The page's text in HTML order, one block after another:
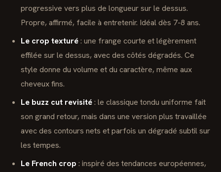
progressive vers plus de longueur sur le dessus.
Propre, affirmé, facile à entretenir. Idéal dès 7-8 ans.
Le crop texturé: une frange courte et légèrement
effilée sur le dessus, avec des côtés dégradés. Ce
style donne du volume et du caractère, même aux
cheveux fins.
Le buzz cut revisité: le classique tondu uniforme fait
son grand retour, mais dans une version plus travaillée
avec des contours nets et parfois un dégradé subtil sur
les tempes.
Le French crop : inspiré des tendances européennes,